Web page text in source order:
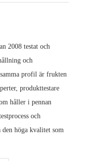
2008 testat och
och
profil är frukten
produkttestare
håller i pennan
och
höga kvalitet som